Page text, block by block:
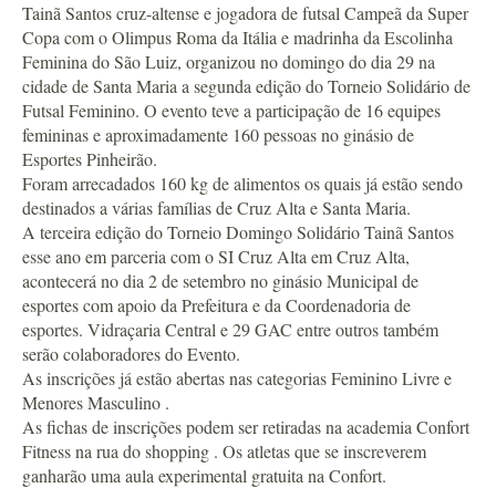
Tainã Santos cruz-altense e jogadora de futsal Campeã da Super
Copa com o Olimpus Roma da Itália e madrinha da Escolinha
Feminina do São Luiz, organizou no domingo do dia 29 na
cidade de Santa Maria a segunda edição do Torneio Solidário de
Futsal Feminino. O evento teve a participação de 16 equipes
femininas e aproximadamente 160 pessoas no ginásio de
Esportes Pinheirão.
Foram arrecadados 160 kg de alimentos os quais já estão sendo
destinados a várias famílias de Cruz Alta e Santa Maria.
A terceira edição do Torneio Domingo Solidário Tainã Santos
esse ano em parceria com o SI Cruz Alta em Cruz Alta,
acontecerá no dia 2 de setembro no ginásio Municipal de
esportes com apoio da Prefeitura e da Coordenadoria de
esportes. Vidraçaria Central e 29 GAC entre outros também
serão colaboradores do Evento.
As inscrições já estão abertas nas categorias Feminino Livre e
Menores Masculino .
As fichas de inscrições podem ser retiradas na academia Confort
Fitness na rua do shopping . Os atletas que se inscreverem
ganharão uma aula experimental gratuita na Confort.